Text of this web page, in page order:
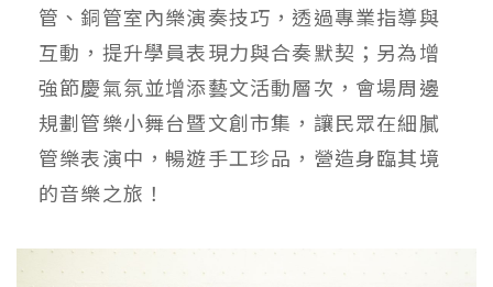
管、銅管室內樂演奏技巧，透過專業指導與
互動，提升學員表現力與合奏默契；另為增
強節慶氣氛並增添藝文活動層次，會場周邊
規劃管樂小舞台暨文創市集，讓民眾在細膩
管樂表演中，暢遊手工珍品，營造身臨其境
的音樂之旅！